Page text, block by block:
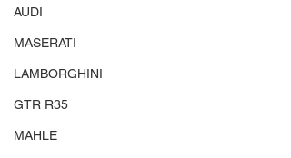
AUDI
MASERATI
LAMBORGHINI
GTR R35
MAHLE